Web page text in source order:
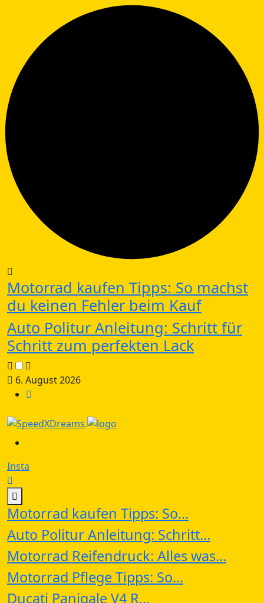
Motorrad kaufen Tipps: So machst
du keinen Fehler beim Kauf
Auto Politur Anleitung: Schritt für
Schritt zum perfekten Lack
6. August 2026
Insta
Motorrad kaufen Tipps: So...
Auto Politur Anleitung: Schritt...
Motorrad Reifendruck: Alles was...
Motorrad Pflege Tipps: So...
Ducati Panigale V4 R...